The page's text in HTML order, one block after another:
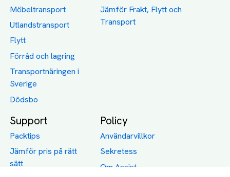
Möbeltransport
Utlandstransport
Flytt
Förråd och lagring
Transportnäringen i
Sverige
Dödsbo
Jämför Frakt, Flytt och
Transport
Support
Packtips
Jämför pris på rätt
sätt
Policy
Användarvillkor
Sekretess
Om Assist